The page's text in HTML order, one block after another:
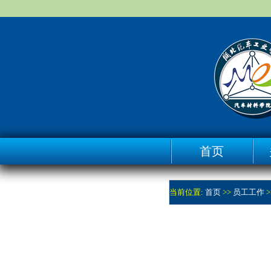
首页
当前位置: 首页 >> 员工工作